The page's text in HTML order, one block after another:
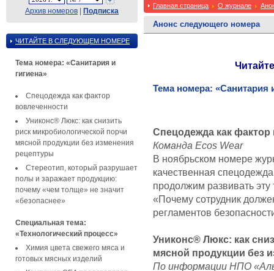
Архив номеров | Подписка
ЧИТАЙТЕ В СЛЕДУЮЩЕМ НОМЕРЕ
Тема номера: «Санитария и
гигиена»
Спецодежда как фактор
вовлеченности
Униконс® Люкс: как снизить
риск микробиологической порчи
мясной продукции без изменения
рецептуры
Стереотип, который разрушает
полы и заражает продукцию:
почему «чем толще» не значит
«безопаснее»
Специальная тема:
«Технологический процесс»
Химия цвета свежего мяса и
готовых мясных изделий
Главная страница О журнале
Анонс следующего номера
Тема номера: «Санитария
Спецодежда как фактор
Команда Ecos Wear
В ноябрьском номере
качественная
продолжим развивать
«Почему сотрудник
регламентов
Униконс® Люкс: как
мясной продукции без
По информации НПО